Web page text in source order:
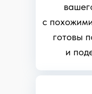
с
готовы
и